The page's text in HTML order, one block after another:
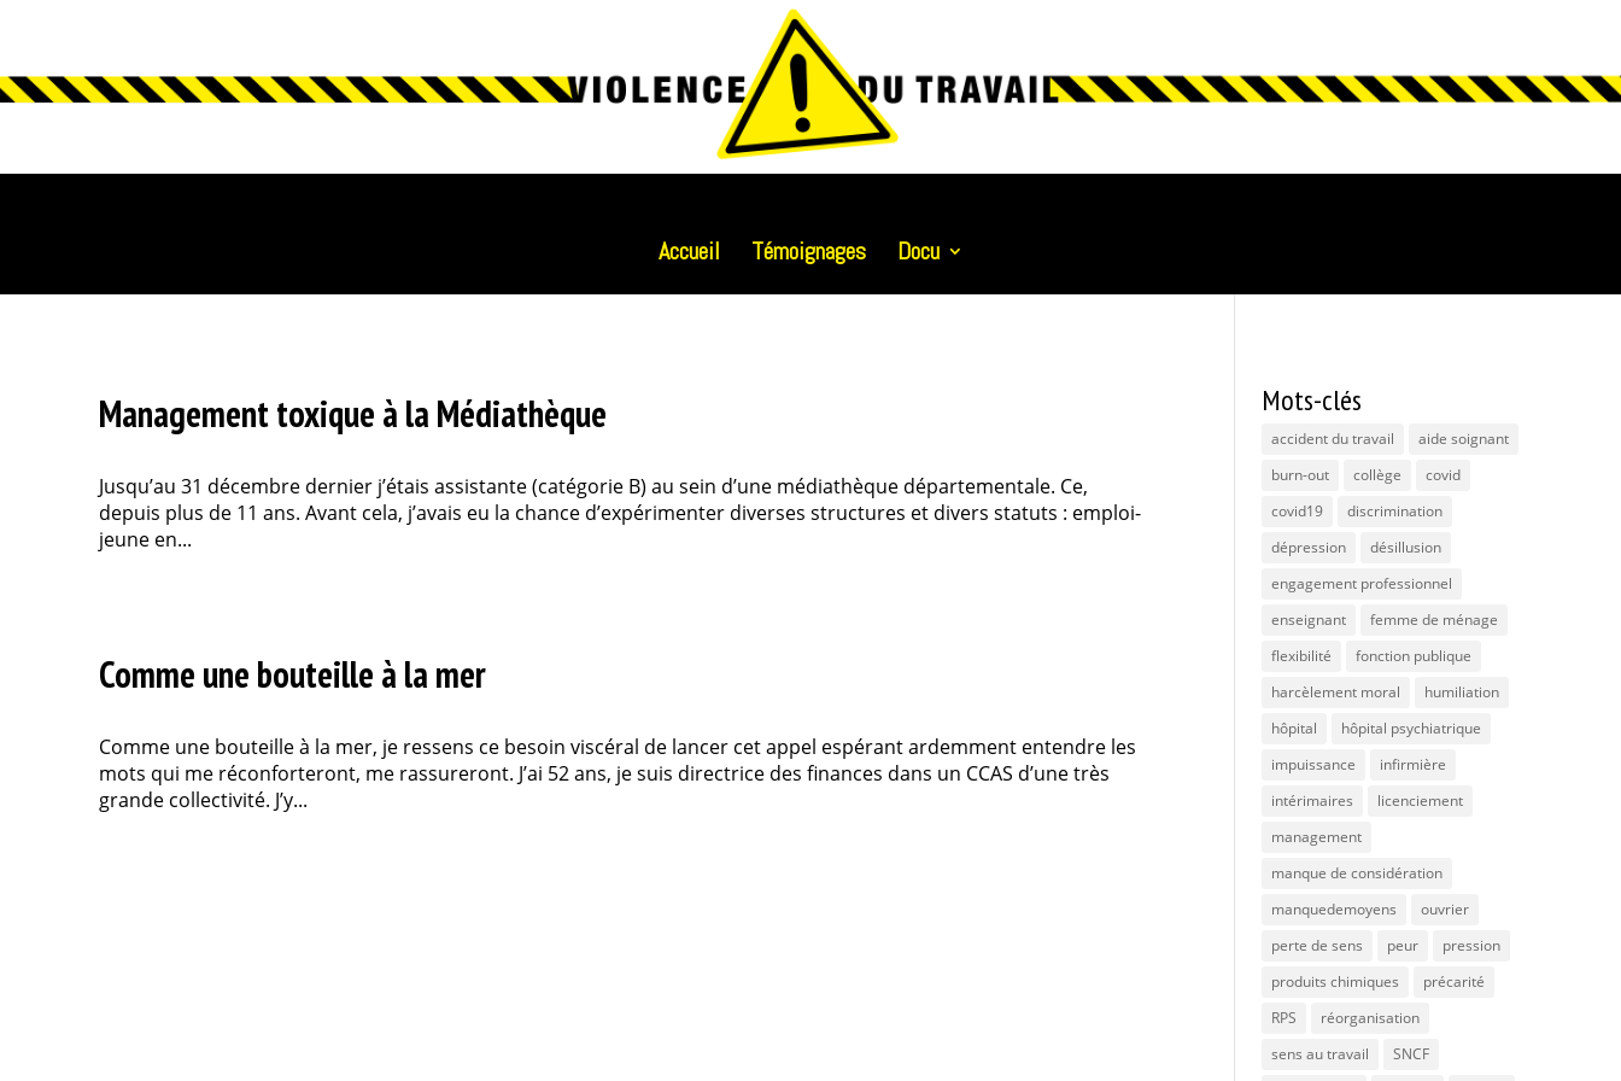
Accueil Témoignages Docu
Management toxique à la Médiathèque
Jusqu’au 31 décembre dernier j’étais assistante (catégorie B) au sein d’une médiathèque départementale. Ce,
depuis plus de 11 ans. Avant cela, j’avais eu la chance d’expérimenter diverses structures et divers statuts : emploi-
jeune en...
Comme une bouteille à la mer
Comme une bouteille à la mer, je ressens ce besoin viscéral de lancer cet appel espérant ardemment entendre les
mots qui me réconforteront, me rassureront. J’ai 52 ans, je suis directrice des finances dans un CCAS d’une très
grande collectivité. J’y...
Mots-clés
accident du travail
aide soignant
burn-out
collège
covid
covid19
discrimination
dépression
désillusion
engagement professionnel
enseignant
femme de ménage
flexibilité
fonction publique
harcèlement moral
humiliation
hôpital
hôpital psychiatrique
impuissance
infirmière
intérimaires
licenciement
management
manque de considération
manquedemoyens
ouvrier
perte de sens
peur
pression
produits chimiques
précarité
RPS
réorganisation
sens au travail
SNCF